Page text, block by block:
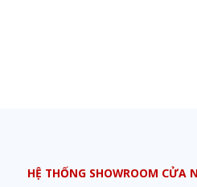
HỆ THỐNG SHOWROOM CỬA